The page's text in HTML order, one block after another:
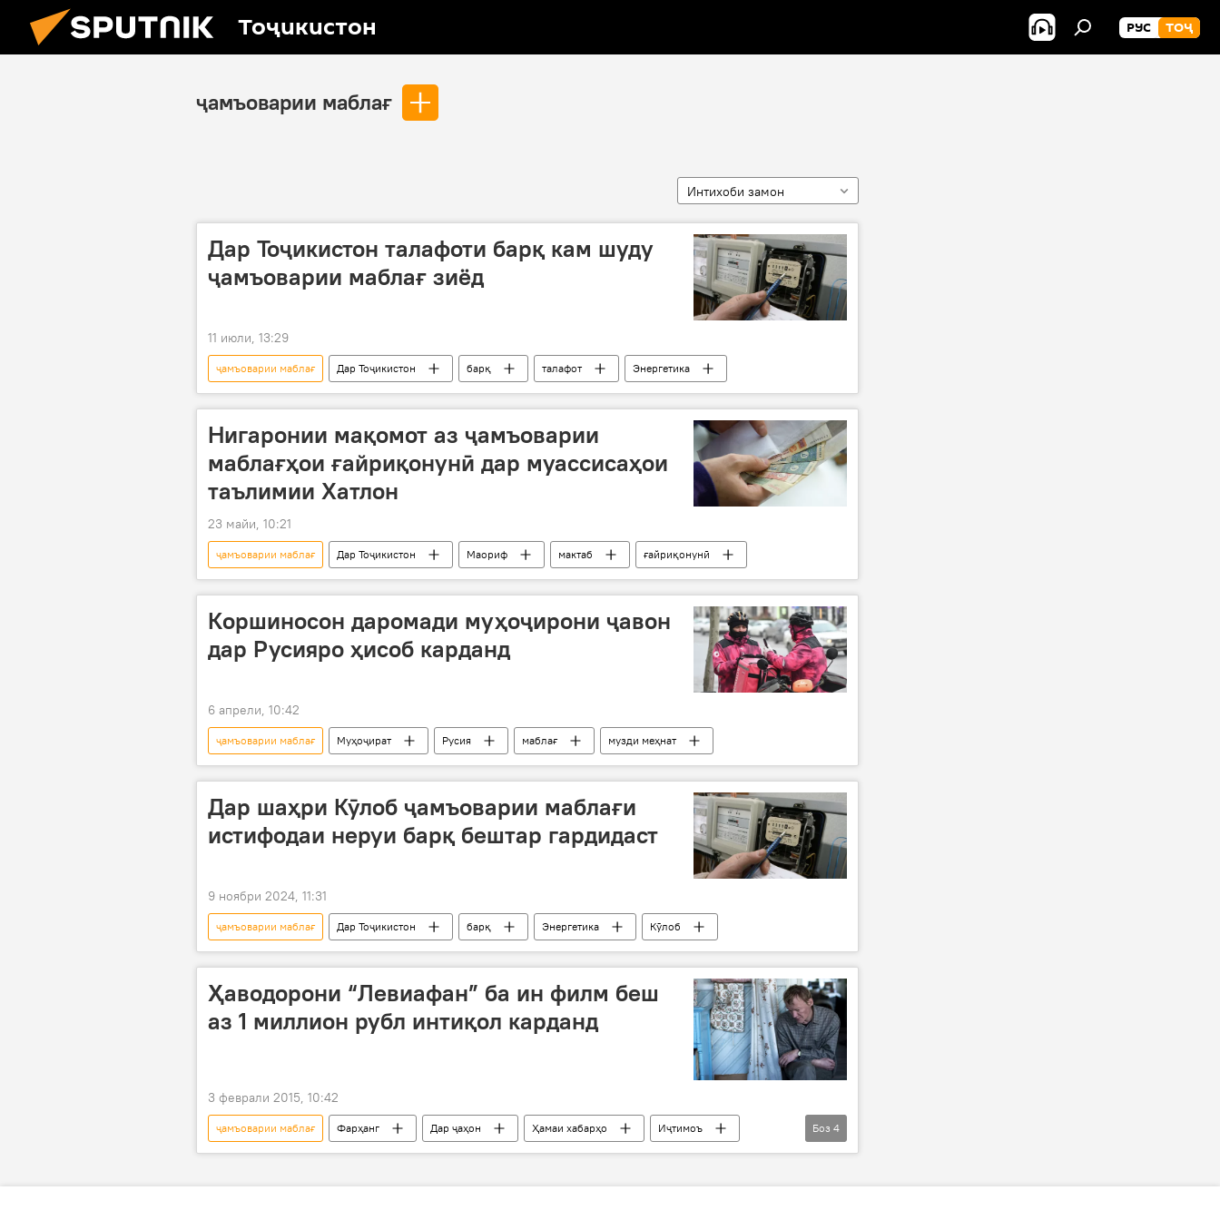
Тоҷикистон РУС ТОҶ
ҷамъоварии маблағ
Интихоби замон
Дар Тоҷикистон талафоти барқ кам шуду
ҷамъоварии маблағ зиёд
11 июли, 13:29
ҷамъоварии маблағ Дар Тоҷикистон барқ талафот Энергетика
Нигаронии мақомот аз ҷамъоварии
маблағҳои ғайриқонунӣ дар муассисаҳои
таълимии Хатлон
23 майи, 10:21
ҷамъоварии маблағ Дар Тоҷикистон Маориф мактаб ғайриқонунӣ
Коршиносон даромади муҳоҷирони ҷавон
дар Русияро ҳисоб карданд
6 апрели, 10:42
ҷамъоварии маблағ Муҳоҷират Русия маблағ музди меҳнат
Дар шаҳри Кӯлоб ҷамъоварии маблағи
истифодаи неруи барқ бештар гардидаст
9 ноябри 2024, 11:31
ҷамъоварии маблағ Дар Тоҷикистон барқ Энергетика Кӯлоб
Ҳаводорони “Левиафан” ба ин филм беш
аз 1 миллион рубл интиқол карданд
3 феврали 2015, 10:42
ҷамъоварии маблағ Фарҳанг Дар ҷаҳон Ҳамаи хабарҳо
Иҷтимоъ
Андрей Звягинтсев
Вячеслав Смирнов "Ҳаётро ҳадя кун" Дар Русия
Боз 4